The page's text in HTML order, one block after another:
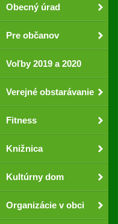
Obecný úrad
Pre občanov
Voľby 2019 a 2020
Verejné obstarávanie
Fitness
Knižnica
Kultúrny dom
Organizácie v obci